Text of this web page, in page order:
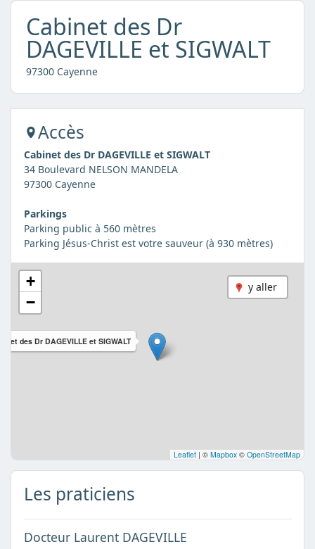
Cabinet des Dr
DAGEVILLE et SIGWALT
97300 Cayenne
Accès
Cabinet des Dr DAGEVILLE et SIGWALT
34 Boulevard NELSON MANDELA
97300 Cayenne
Parkings
Parking public à 560 mètres
Parking Jésus-Christ est votre sauveur (à 930 mètres)
y aller
des Dr DAGEVILLE et SIGWALT
+
−
Leaflet | © Mapbox © OpenStreetMap
Les praticiens
Docteur Laurent DAGEVILLE